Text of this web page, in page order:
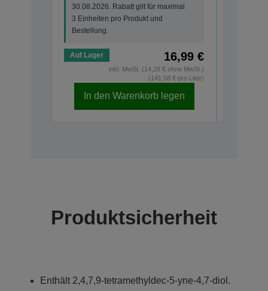
30.08.2026. Rabatt gilt für maximal
3 Einheiten pro Produkt und
Bestellung.
Auf Lager 16,99 €
inkl. MwSt. (14,28 € ohne MwSt.)
(141,58 € pro Liter)
In den Warenkorb legen
Produktsicherheit
Enthält 2,4,7,9-tetramethyldec-5-yne-4,7-diol.